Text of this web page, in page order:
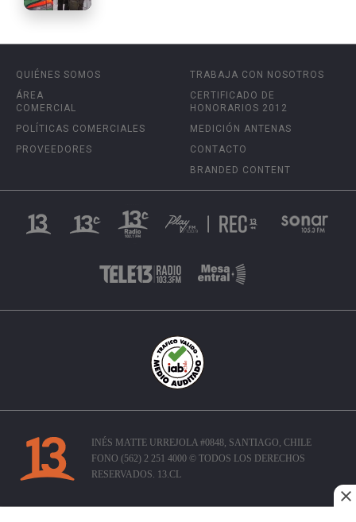
QUIÉNES SOMOS
ÁREA
COMERCIAL
POLÍTICAS COMERCIALES
PROVEEDORES
TRABAJA CON NOSOTROS
CERTIFICADO DE
HONORARIOS 2012
MEDICIÓN ANTENAS
CONTACTO
BRANDED CONTENT
INÉS MATTE URREJOLA #0848, SANTIAGO, CHILE
FONO (562) 2 251 4000 © TODOS LOS DERECHOS
RESERVADOS. 13.CL